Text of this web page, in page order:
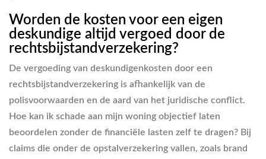
Worden de kosten voor een eigen
deskundige altijd vergoed door de
rechtsbijstandverzekering?
De vergoeding van deskundigenkosten door een
rechtsbijstandverzekering is afhankelijk van de
polisvoorwaarden en de aard van het juridische conflict.
Hoe kan ik schade aan mijn woning objectief laten
beoordelen zonder de financiële lasten zelf te dragen? Bij
claims die onder de opstalverzekering vallen, zoals brand